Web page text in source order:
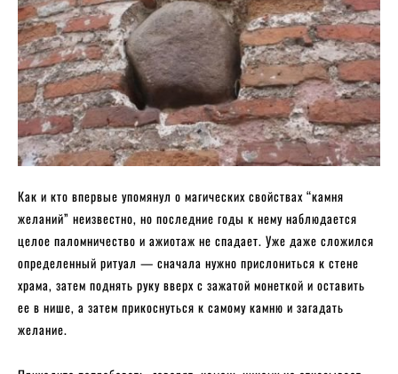
Как и кто впервые упомянул о магических свойствах “камня
желаний” неизвестно, но последние годы к нему наблюдается
целое паломничество и ажиотаж не спадает. Уже даже сложился
определенный ритуал — сначала нужно прислониться к стене
храма, затем поднять руку вверх с зажатой монеткой и оставить
ее в нише, а затем прикоснуться к самому камню и загадать
желание.